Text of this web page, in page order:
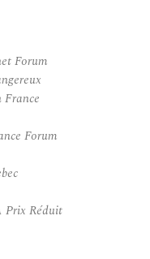
Forum
Forum
Prix Réduit